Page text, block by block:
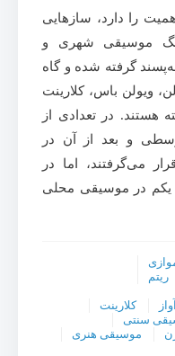
را دارد، سازهایی
موسیقی شهری و
گرفته شده و گاه
ویولن باس، کلارینت
هستند. در تعدادی از
و بعد از آن در
می‌گرفتند، اما در
یکم در موسیقی محلی
ریتم
کلارینت
سنتی
موسیقی هنری